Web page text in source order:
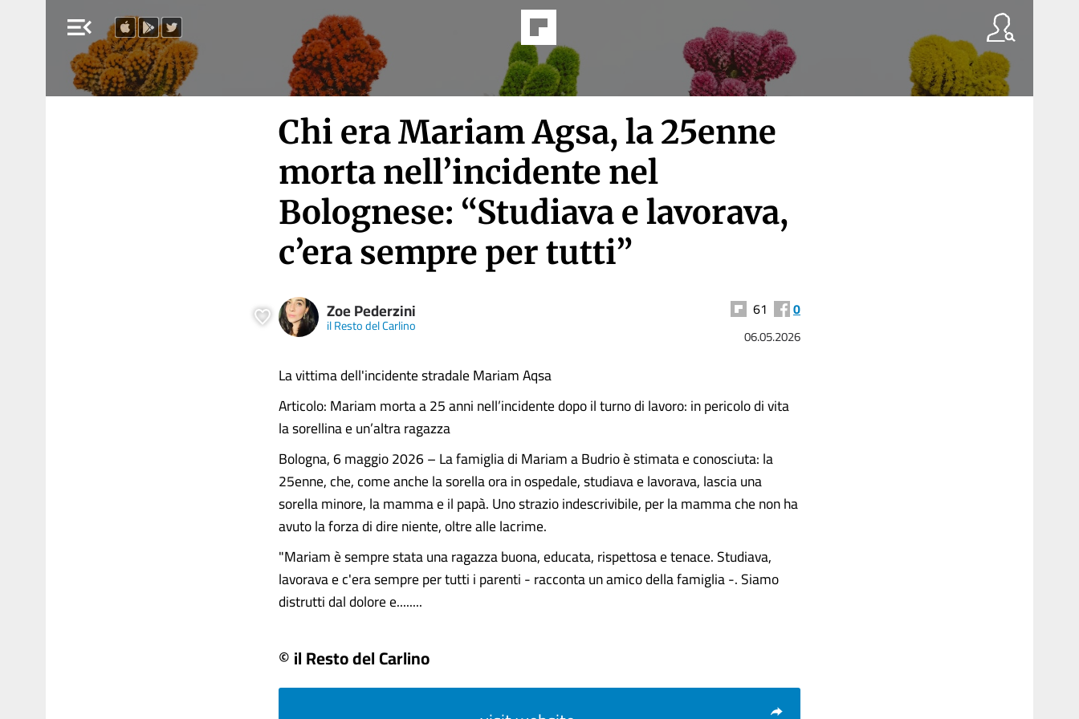
menu_open
Chi era Mariam Agsa, la 25enne
morta nell’incidente nel
Bolognese: “Studiava e lavorava,
c’era sempre per tutti”
Zoe Pederzini
il Resto del Carlino
61 0
06.05.2026
La vittima dell'incidente stradale Mariam Aqsa
Articolo: Mariam morta a 25 anni nell’incidente dopo il turno di lavoro: in pericolo di vita
la sorellina e un’altra ragazza
Bologna, 6 maggio 2026 – La famiglia di Mariam a Budrio è stimata e conosciuta: la
25enne, che, come anche la sorella ora in ospedale, studiava e lavorava, lascia una
sorella minore, la mamma e il papà. Uno strazio indescrivibile, per la mamma che non ha
avuto la forza di dire niente, oltre alle lacrime.
"Mariam è sempre stata una ragazza buona, educata, rispettosa e tenace. Studiava,
lavorava e c'era sempre per tutti i parenti - racconta un amico della famiglia -. Siamo
distrutti dal dolore e........
© il Resto del Carlino